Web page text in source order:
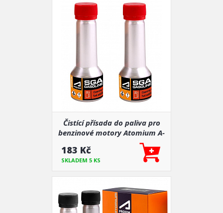
Čistící přísada do paliva pro
benzinové motory Atomium A-
ProHA SGA 2x50 ml
183 Kč
SKLADEM 5 KS